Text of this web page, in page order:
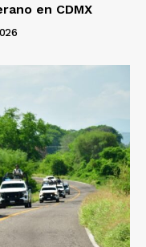
en CDMX